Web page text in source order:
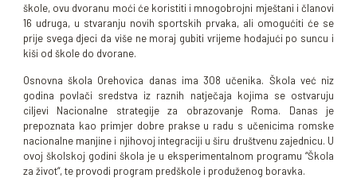
škole, ovu dvoranu moći će koristiti i mnogobrojni mještani i članovi
16 udruga, u stvaranju novih sportskih prvaka, ali omogućiti će se
prije svega djeci da više ne moraj gubiti vrijeme hodajući po suncu i
kiši od škole do dvorane.
Osnovna škola Orehovica danas ima 308 učenika. Škola već niz
godina povlači sredstva iz raznih natječaja kojima se ostvaruju
ciljevi Nacionalne strategije za obrazovanje Roma. Danas je
prepoznata kao primjer dobre prakse u radu s učenicima romske
nacionalne manjine i njihovoj integraciji u širu društvenu zajednicu. U
ovoj školskoj godini škola je u eksperimentalnom programu “Škola
za život“, te provodi program predškole i produženog boravka.